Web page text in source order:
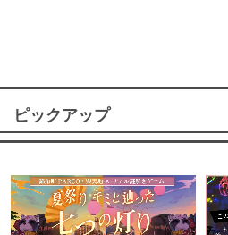
ピックアップ